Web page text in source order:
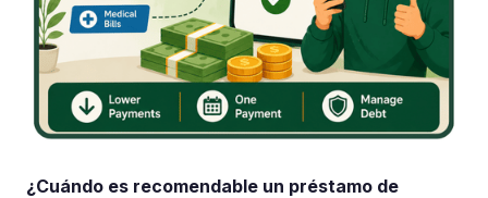
¿Cuándo es recomendable un préstamo de